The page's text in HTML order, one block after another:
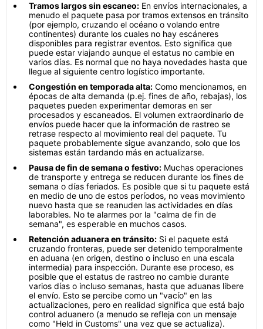
Tramos largos sin escaneo: En envíos internacionales, a
menudo el paquete pasa por tramos extensos en tránsito
(por ejemplo, cruzando el océano o volando entre
continentes) durante los cuales no hay escáneres
disponibles para registrar eventos. Esto significa que
puede estar viajando aunque el estatus no cambie en
varios días. Es normal que no haya novedades hasta que
llegue al siguiente centro logístico importante.
Congestión en temporada alta: Como mencionamos, en
épocas de alta demanda (p.ej. fines de año, rebajas), los
paquetes pueden experimentar demoras en ser
procesados y escaneados. El volumen extraordinario de
envíos puede hacer que la información de rastreo se
retrase respecto al movimiento real del paquete. Tu
paquete probablemente sigue avanzando, solo que los
sistemas están tardando más en actualizarse.
Pausa de fin de semana o festivo: Muchas operaciones
de transporte y entrega se reducen durante los fines de
semana o días feriados. Es posible que si tu paquete está
en medio de uno de estos períodos, no veas movimiento
nuevo hasta que se reanuden las actividades en días
laborables. No te alarmes por la "calma de fin de
semana", es esperable en muchos casos.
Retención aduanera en tránsito: Si el paquete está
cruzando fronteras, puede ser detenido temporalmente
en aduana (en origen, destino o incluso en una escala
intermedia) para inspección. Durante ese proceso, es
posible que el estatus de rastreo no cambie durante
varios días o incluso semanas, hasta que aduanas libere
el envío. Esto se percibe como un "vacío" en las
actualizaciones, pero en realidad significa que está bajo
control aduanero (a menudo se refleja con un mensaje
como "Held in Customs" una vez que se actualiza).